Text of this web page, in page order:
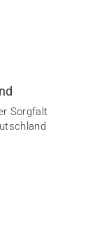
Sorgfalt